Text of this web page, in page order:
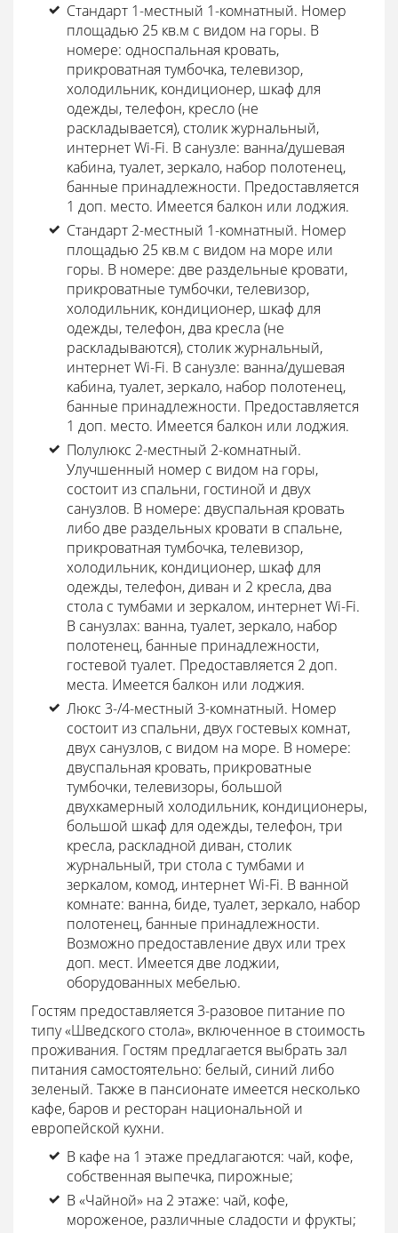
Стандарт 1-местный 1-комнатный. Номер
площадью 25 кв.м с видом на горы. В
номере: односпальная кровать,
прикроватная тумбочка, телевизор,
холодильник, кондиционер, шкаф для
одежды, телефон, кресло (не
раскладывается), столик журнальный,
интернет Wi-Fi. В санузле: ванна/душевая
кабина, туалет, зеркало, набор полотенец,
банные принадлежности. Предоставляется
1 доп. место. Имеется балкон или лоджия.
Стандарт 2-местный 1-комнатный. Номер
площадью 25 кв.м с видом на море или
горы. В номере: две раздельные кровати,
прикроватные тумбочки, телевизор,
холодильник, кондиционер, шкаф для
одежды, телефон, два кресла (не
раскладываются), столик журнальный,
интернет Wi-Fi. В санузле: ванна/душевая
кабина, туалет, зеркало, набор полотенец,
банные принадлежности. Предоставляется
1 доп. место. Имеется балкон или лоджия.
Полулюкс 2-местный 2-комнатный.
Улучшенный номер с видом на горы,
состоит из спальни, гостиной и двух
санузлов. В номере: двуспальная кровать
либо две раздельных кровати в спальне,
прикроватная тумбочка, телевизор,
холодильник, кондиционер, шкаф для
одежды, телефон, диван и 2 кресла, два
стола с тумбами и зеркалом, интернет Wi-Fi.
В санузлах: ванна, туалет, зеркало, набор
полотенец, банные принадлежности,
гостевой туалет. Предоставляется 2 доп.
места. Имеется балкон или лоджия.
Люкс 3-/4-местный 3-комнатный. Номер
состоит из спальни, двух гостевых комнат,
двух санузлов, с видом на море. В номере:
двуспальная кровать, прикроватные
тумбочки, телевизоры, большой
двухкамерный холодильник, кондиционеры,
большой шкаф для одежды, телефон, три
кресла, раскладной диван, столик
журнальный, три стола с тумбами и
зеркалом, комод, интернет Wi-Fi. В ванной
комнате: ванна, биде, туалет, зеркало, набор
полотенец, банные принадлежности.
Возможно предоставление двух или трех
доп. мест. Имеется две лоджии,
оборудованных мебелью.
Гостям предоставляется 3-разовое питание по
типу «Шведского стола», включенное в стоимость
проживания. Гостям предлагается выбрать зал
питания самостоятельно: белый, синий либо
зеленый. Также в пансионате имеется несколько
кафе, баров и ресторан национальной и
европейской кухни.
В кафе на 1 этаже предлагаются: чай, кофе,
собственная выпечка, пирожные;
В «Чайной» на 2 этаже: чай, кофе,
мороженое, различные сладости и фрукты;